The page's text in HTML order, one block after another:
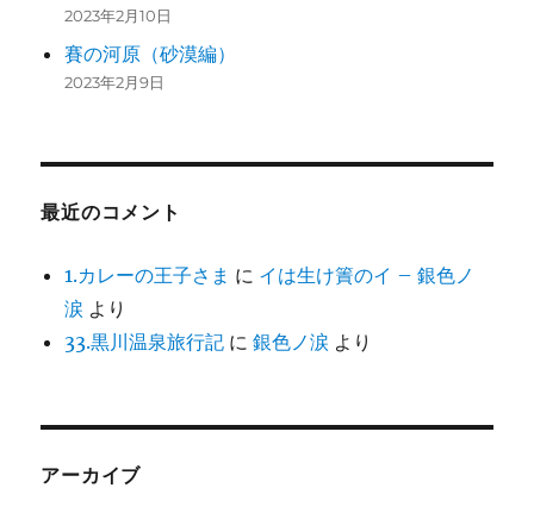
2023年2月10日
賽の河原（砂漠編）
2023年2月9日
最近のコメント
1.カレーの王子さま に イは生け簀のイ – 銀色ノ
涙 より
33.黒川温泉旅行記 に銀色ノ涙 より
アーカイブ